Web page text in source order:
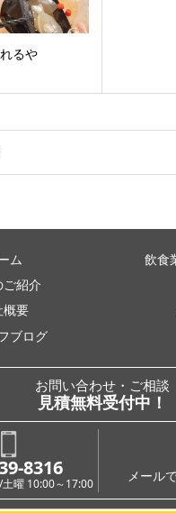
るや
ム
飲食
紹介
概要
ブログ
お問い合わせ・ご相談
見積無料受付中！
8316
曜 10:00～17:00 メール